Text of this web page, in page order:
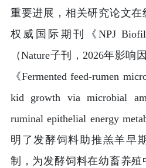
重要进展，相关研究论文
权威国际期刊《NPJ
（Nature子刊，2026年影响
《Fermented feed-rumen
kid growth via microbial
ruminal epithelial energy
明了发酵饲料助推羔羊早
制，为发酵饲料在幼畜养